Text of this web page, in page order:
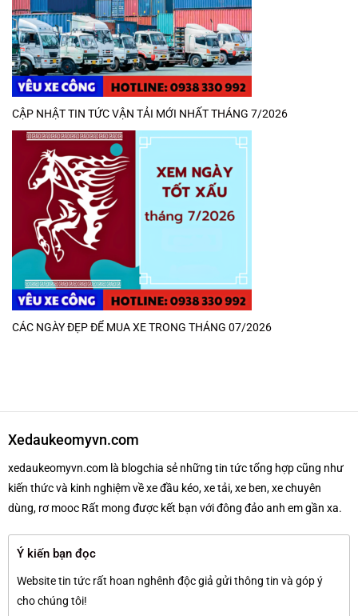
CẬP NHẬT TIN TỨC VẬN TẢI MỚI NHẤT THÁNG 7/2026
CÁC NGÀY ĐẸP ĐỂ MUA XE TRONG THÁNG 07/2026
Xedaukeomyvn.com
xedaukeomyvn.com là blogchia sẻ những tin tức tổng hợp cũng như
kiến thức và kinh nghiệm về xe đầu kéo, xe tải, xe ben, xe chuyên
dùng, rơ mooc Rất mong được kết bạn với đông đảo anh em gần xa.
Ý kiến bạn đọc
Website tin tức rất hoan nghênh độc giả gửi thông tin và góp ý
cho chúng tôi!